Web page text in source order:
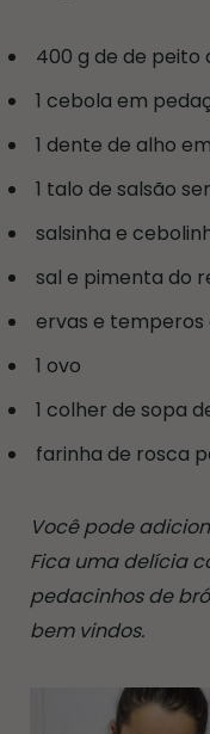
400 g de de peito
1 cebola em
1 dente de alho
1 talo de salsão
salsinha e
sal e pimenta do
ervas e temperos
1 ovo
1 colher de sopa
farinha de rosca
Você pode
Fica uma delícia
pedacinhos de
bem vindos.